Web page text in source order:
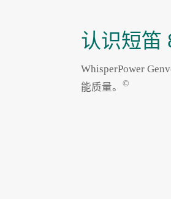
认识短笛
WhisperPower
能质量。
©